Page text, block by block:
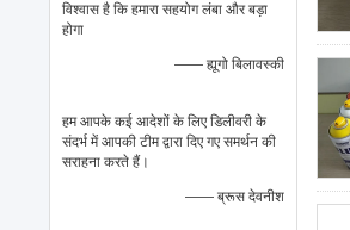
विश्वास है कि हमारा सहयोग लंबा और बड़ा
होगा
—— ह्यूगो बिलावस्की
हम आपके कई आदेशों के लिए डिलीवरी के
संदर्भ में आपकी टीम द्वारा दिए गए समर्थन की
सराहना करते हैं।
—— ब्रूस देवनीश